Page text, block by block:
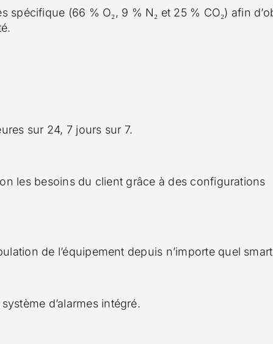
(66 % O₂, 9 % N₂ et 25 % CO₂) afin
sur 24, 7 jours sur 7.
les besoins du client grâce à des configurations
de l’équipement depuis n’importe quel
d’alarmes intégré.